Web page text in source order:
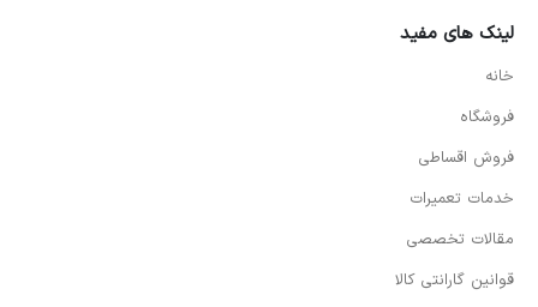
لینک های مفید
خانه
فروشگاه
فروش اقساطی
خدمات تعمیرات
مقالات تخصصی
قوانین گارانتی کالا